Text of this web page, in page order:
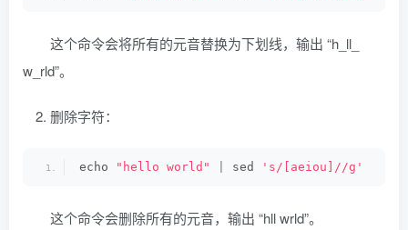
这个命令会将所有的元音替换为下划线，输出 “h_ll_
w_rld”。
删除字符：
echo "hello world" sed 's/[aeiou]//g'
这个命令会删除所有的元音，输出 “hll wrld”。